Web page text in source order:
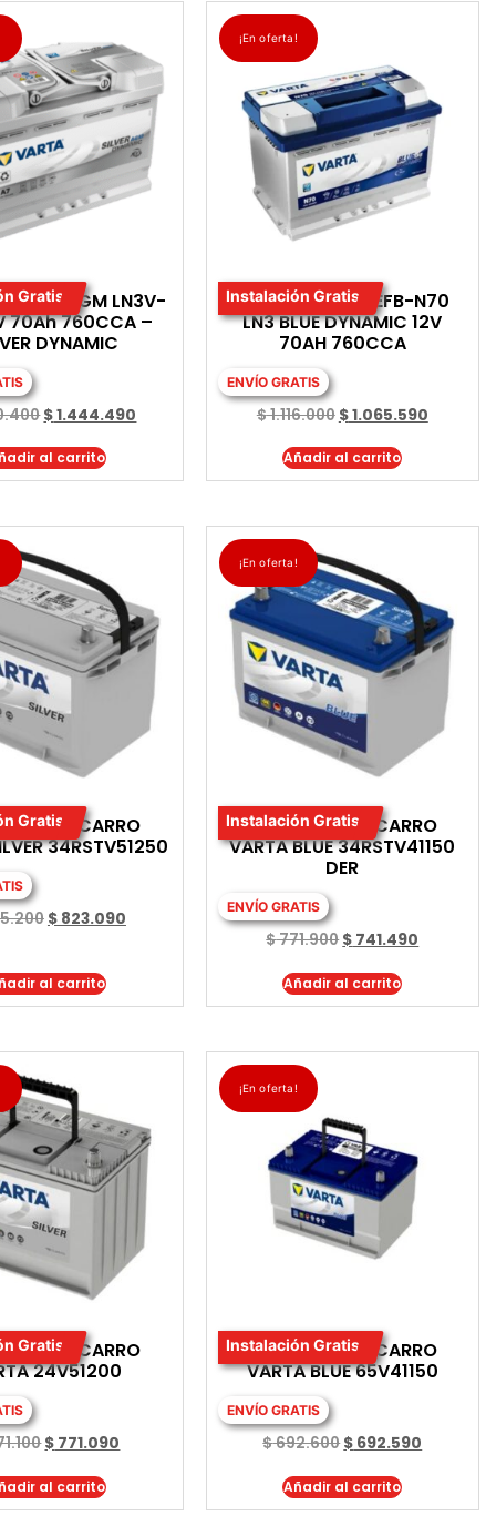
Gratis
VARTA AGM LN3V-
70Ah 760CCA –
DYNAMIC
$1.444.490
al carrito
¡En oferta!
Instalación Gratis
BATERIA VARTA EFB-N70
LN3 BLUE DYNAMIC 12V
70AH 760CCA
ENVÍO GRATIS
$1.116.000 $1.065.590
Añadir al carrito
Gratis
PARA CARRO
34RSTV51250
$823.090
al carrito
¡En oferta!
Instalación Gratis
BATERIA PARA CARRO
VARTA BLUE 34RSTV41150
DER
ENVÍO GRATIS
$771.900$ 741.490
Añadir al carrito
Gratis
PARA CARRO
24V51200
$ 771.090
al carrito
¡En oferta!
Instalación Gratis
BATERIA PARA CARRO
VARTA BLUE 65V41150
ENVÍO GRATIS
$692.600$ 692.590
Añadir al carrito